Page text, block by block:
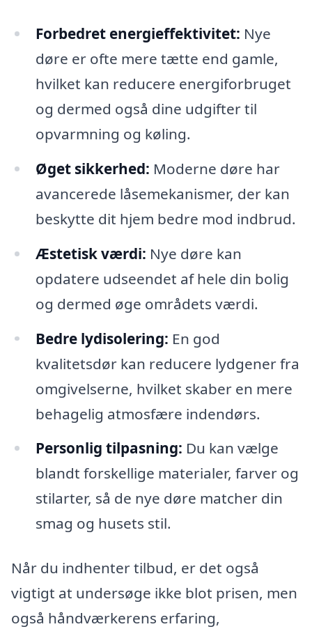
Forbedret energieffektivitet: Nye
døre er ofte mere tætte end gamle,
hvilket kan reducere energiforbruget
og dermed også dine udgifter til
opvarmning og køling.
Øget sikkerhed: Moderne døre har
avancerede låsemekanismer, der kan
beskytte dit hjem bedre mod indbrud.
Æstetisk værdi: Nye døre kan
opdatere udseendet af hele din bolig
og dermed øge områdets værdi.
Bedre lydisolering: En god
kvalitetsdør kan reducere lydgener fra
omgivelserne, hvilket skaber en mere
behagelig atmosfære indendørs.
Personlig tilpasning: Du kan vælge
blandt forskellige materialer, farver og
stilarter, så de nye døre matcher din
smag og husets stil.
Når du indhenter tilbud, er det også
vigtigt at undersøge ikke blot prisen, men
også håndværkerens erfaring,